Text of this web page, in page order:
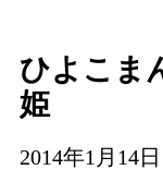
ひよこま
姫
2014年1月14日